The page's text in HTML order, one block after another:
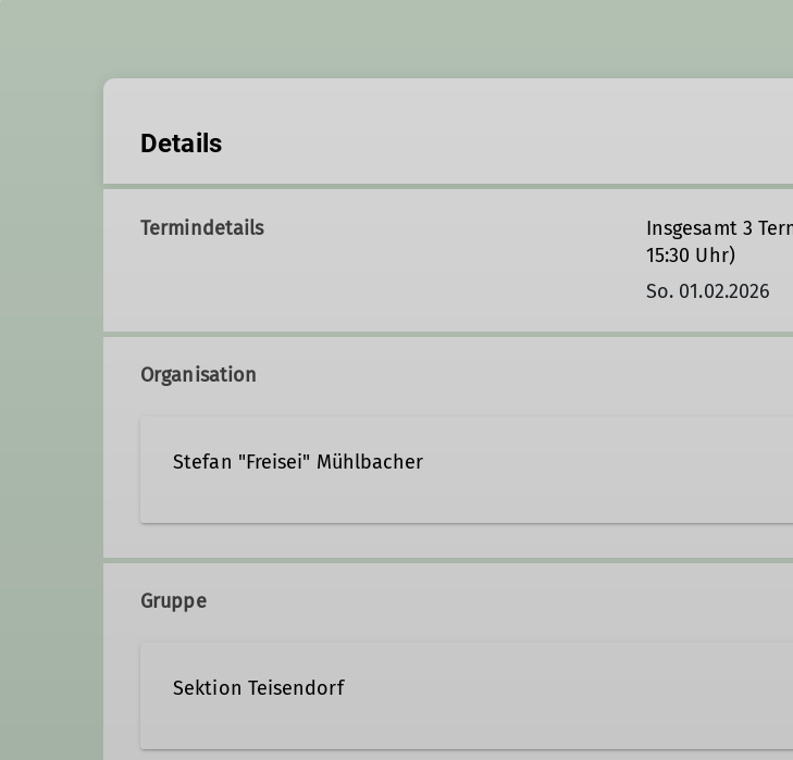
Details
Termindetails
Insgesamt 3
15:30 Uhr)
So. 01.02.2026
Organisation
Stefan "Freisei" Mühlbacher
Trainer*in C Bouldern Breitensport Indoor
Trainer*in B Sportklettern Breitensport
Gruppe
Sektion Teisendorf